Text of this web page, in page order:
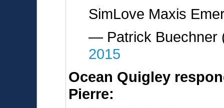
SimLove Maxis
— Patrick Buechner
2015
Ocean Quigley
Pierre: